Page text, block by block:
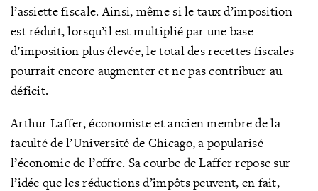
l’assiette fiscale. Ainsi, même si le taux d’imposition
est réduit, lorsqu’il est multiplié par une base
d’imposition plus élevée, le total des recettes fiscales
pourrait encore augmenter et ne pas contribuer au
déficit.
Arthur Laffer, économiste et ancien membre de la
faculté de l’Université de Chicago, a popularisé
l’économie de l’offre. Sa courbe de Laffer repose sur
l’idée que les réductions d’impôts peuvent, en fait,